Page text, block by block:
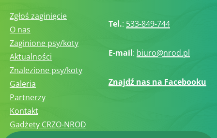
Zgłoś zaginięcie
O nas
Zaginione psy/koty
Aktualności
Znalezione psy/koty
Galeria
Partnerzy
Kontakt
Gadżety CRZO-NROD
Tel.: 533-849-744
E-mail: biuro@nrod.pl
Znajdź nas na Facebooku